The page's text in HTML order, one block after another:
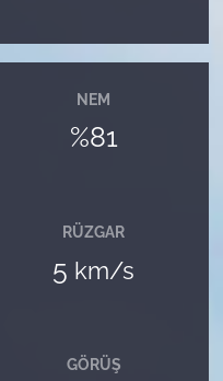
NEM
%81
RÜZGAR
5 km/s
GÖRÜŞ